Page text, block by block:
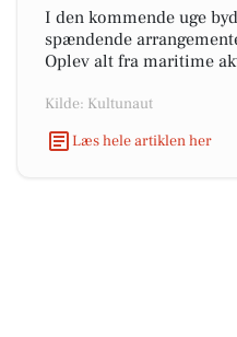
I den kommende uge
spændende
Oplev alt fra maritime
Kilde: Kultunaut
Læs hele artiklen her